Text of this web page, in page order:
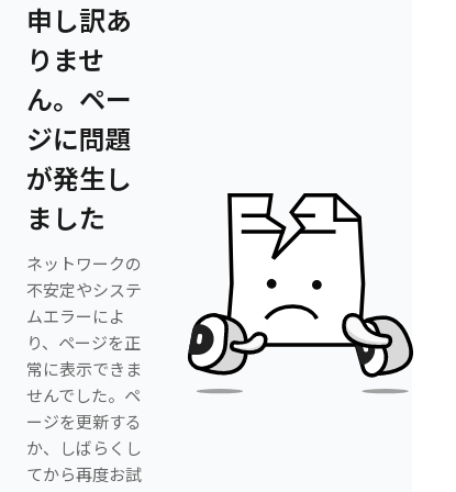
申し訳あ
りませ
ん。ペー
ジに問題
が発生し
ました
ネットワークの
不安定やシステ
ムエラーによ
り、ページを正
常に表示できま
せんでした。ペ
ージを更新する
か、しばらくし
てから再度お試